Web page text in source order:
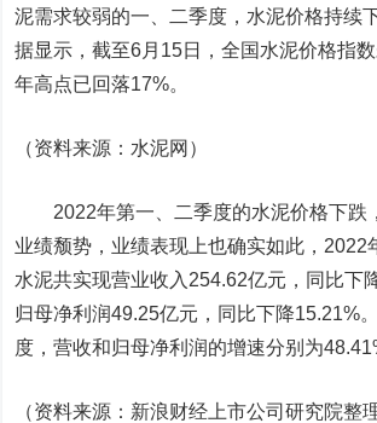
泥需求较弱的一、二季度，水泥价格持续
据显示，截至6月15日，全国水泥价格指
年高点已回落17%。
（资料来源：水泥网）
2022年第一、二季度的水泥价格下跌
业绩颓势，业绩表现上也确实如此，2022
水泥共实现营业收入254.62亿元，同比下
归母净利润49.25亿元，同比下降15.21%
度，营收和归母净利润的增速分别为
（资料来源：新浪财经上市公司研究院整理